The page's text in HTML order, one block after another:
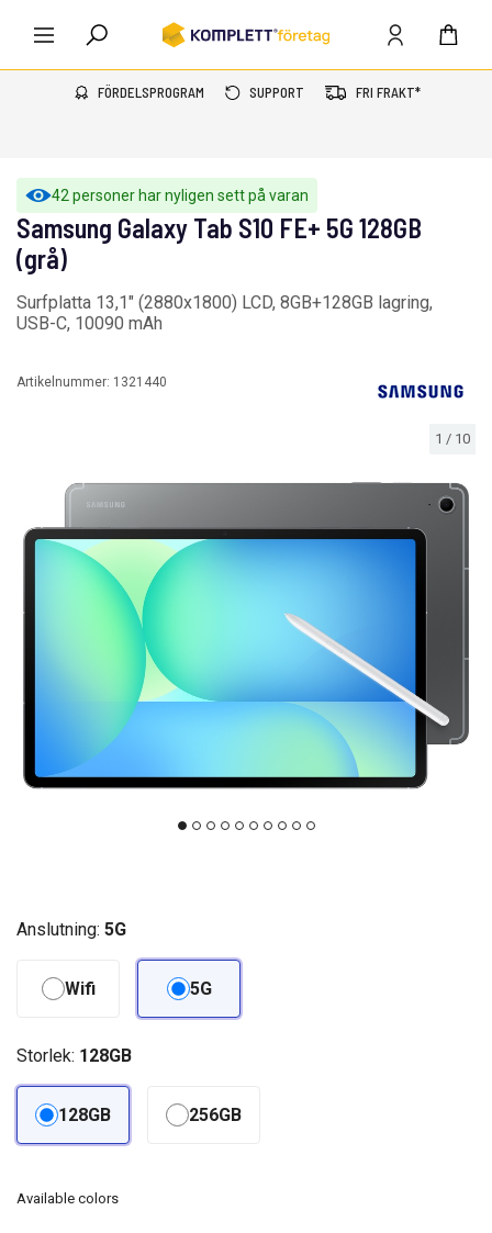
FÖRDELSPROGRAM SUPPORT FRI FRAKT*
42 personer har nyligen sett på varan
1 / 10
Samsung Galaxy Tab S10 FE+ 5G 128GB
(grå)
Surfplatta 13,1" (2880x1800) LCD, 8GB+128GB lagring,
USB-C, 10090 mAh
Artikelnummer: 1321440
Anslutning: 5G
Wifi 5G
Storlek: 128GB
128GB 256GB
Available colors